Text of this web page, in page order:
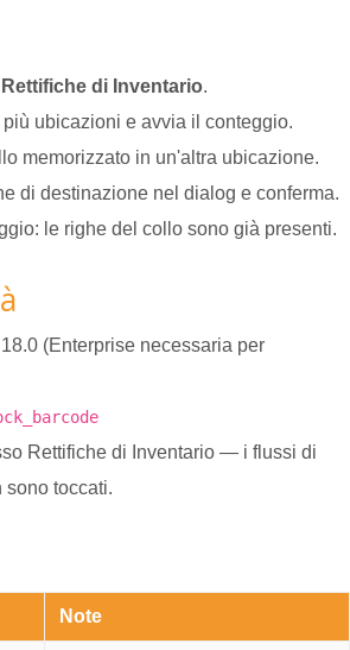
di Inventario.
ubicazioni e avvia il conteggio.
memorizzato in un'altra ubicazione.
di destinazione nel dialog e conferma.
le righe del collo sono già presenti.
18.0 (Enterprise necessaria per
Rettifiche di Inventario — i flussi di
sono toccati.
Note